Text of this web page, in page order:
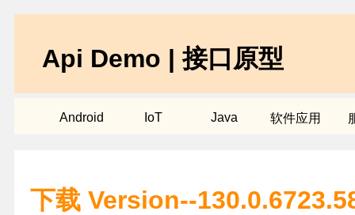
Api Demo | 接口原型
Android IoT Java 软件应用
下载 Version--